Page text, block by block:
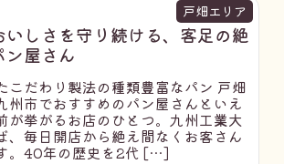
戸畑エリア
しさを守り続ける、客足の絶
ン屋さん
こだわり製法の種類豊富なパン 戸畑
州市でおすすめのパン屋さんといえ
が挙がるお店のひとつ。九州工業大
、毎日開店から絶え間なくお客さん
。40年の歴史を2代 […]